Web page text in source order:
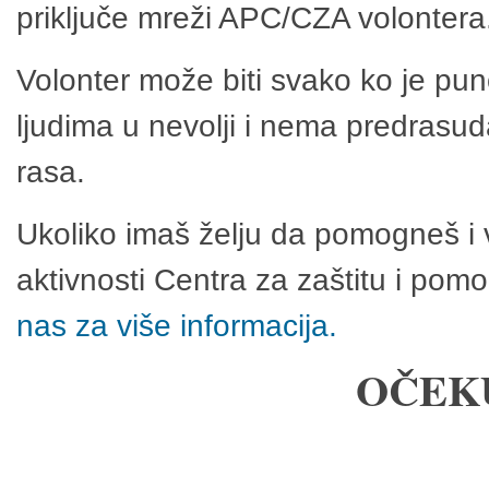
priključe mreži APC/CZA
Volonter može biti svako ko je
ljudima u nevolji i nema
rasa.
Ukoliko imaš želju da pomogneš
aktivnosti Centra za zaštitu i
nas za više informacija.